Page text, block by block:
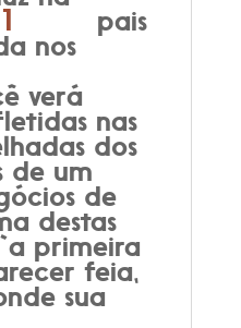
pais
nos
verá
nas
dos
de um
de
destas
primeira
feia,
sua